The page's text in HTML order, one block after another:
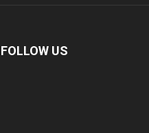
FOLLOW US